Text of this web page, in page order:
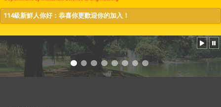
114級新鮮人你好：恭喜你更歡迎你的加入！